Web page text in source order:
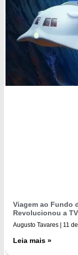
Viagem ao Fundo
Revolucionou a
Augusto Tavares 11
Leia mais »